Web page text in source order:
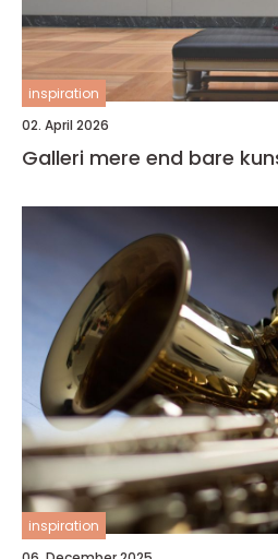
inspiration
02. April 2026
Galleri mere end
inspiration